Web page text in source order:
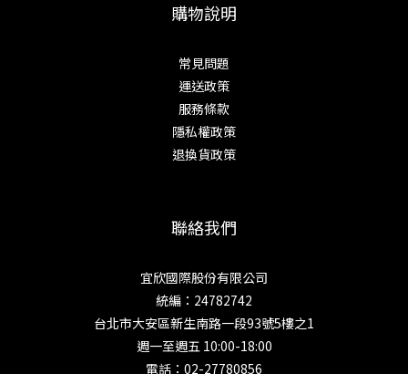
購物說明
常見問題
運送政策
服務條款
隱私權政策
退換貨政策
聯絡我們
宜欣國際股份有限公司
統編：24782742
台北市大安區新生南路一段93號5樓之1
週一至週五 10:00-18:00
電話：02-27780856